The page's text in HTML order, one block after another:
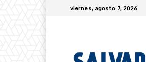
viernes, agosto 7, 2026